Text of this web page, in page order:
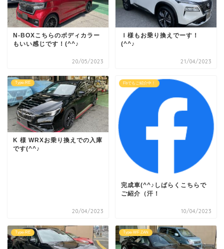
N-BOXこちらのボディカラー
もいい感じです！(^^♪
20/05/2023
Ｉ様もお乗り換えでーす！
(^^♪
21/04/2023
Type-RE
K 様 WRXお乗り換えでの入庫
です(^^♪
20/04/2023
Fbでもご紹介中！
完成車(^^♪しばらくこちらで
ご紹介（汗！
10/04/2023
Type-RE Type-WF ZAN